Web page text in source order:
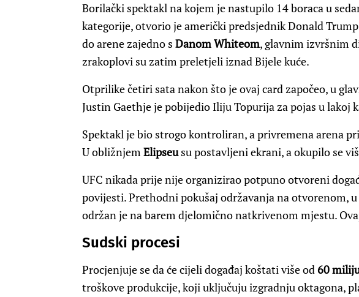
Borilački spektakl na kojem je nastupilo 14 boraca u
kategorije, otvorio je američki predsjednik Donald
do arene zajedno s Danom Whiteom, glavnim izvršnim
zrakoplovi su zatim preletjeli iznad Bijele kuće.
Otprilike četiri sata nakon što je ovaj card započeo, u
Justin Gaethje je pobijedio Iliju Topurija za pojas u lakoj
Spektakl je bio strogo kontroliran, a privremena arena
U obližnjemElipseusu postavljeni ekrani, a okupilo se
UFC nikada prije nije organizirao potpuno otvoreni
povijesti. Prethodni pokušaj održavanja na otvorenom, u
održan je na barem djelomično natkrivenom mjestu.
Sudski procesi
Procjenjuje se da će cijeli događaj koštati više od 60
troškove produkcije, koji uključuju izgradnju oktagona,